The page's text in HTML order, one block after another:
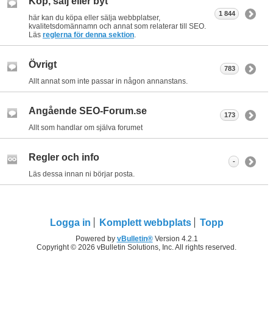
här kan du köpa eller sälja webbplatser,
kvalitetsdomännamn och annat som relaterar till SEO.
Läs reglerna för denna sektion.
1 844
Övrigt
Allt annat som inte passar in någon annanstans.
783
Angående SEO-Forum.se
Allt som handlar om själva forumet
173
Regler och info
Läs dessa innan ni börjar posta.
-
Logga in Komplett webbplats Topp
Powered by vBulletin®Version 4.2.1
Copyright © 2026 vBulletin Solutions, Inc. All rights reserved.